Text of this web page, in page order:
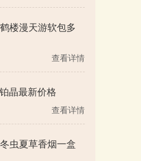
楼漫天游软包多
查看详情
晶最新价格
查看详情
虫夏草香烟一盒